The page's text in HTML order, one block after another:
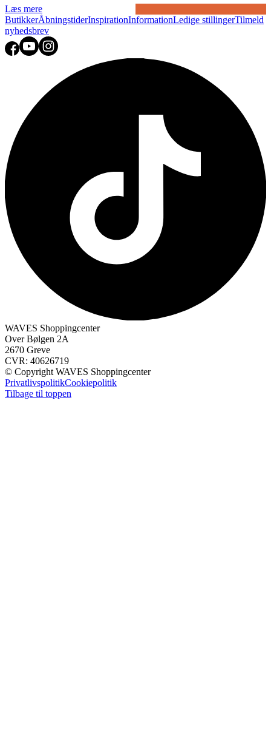
Læs mere
ButikkerÅbningstiderInspirationInformationLedige stillingerTilmeld
nyhedsbrev
WAVES Shoppingcenter
Over Bølgen 2A
2670 Greve
CVR: 40626719
© Copyright WAVES Shoppingcenter
PrivatlivspolitikCookiepolitik
Tilbage til toppen